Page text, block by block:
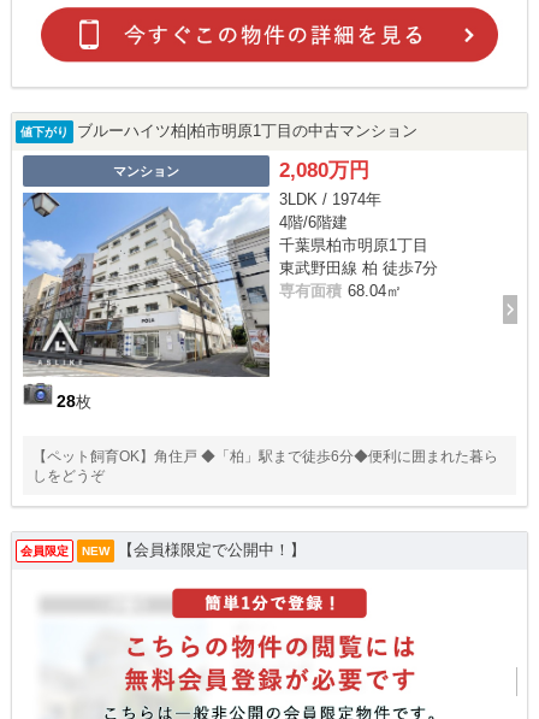
値下がり ブルーハイツ柏|柏市明原1丁目の中古マンション
マンション
28枚
2,080万円
3LDK / 1974年
4階/6階建
千葉県柏市明原1丁目
東武野田線 柏 徒歩7分
専有面積 68.04㎡
【ペット飼育OK】角住戸 ◆「柏」駅まで徒歩6分◆便利に囲まれた暮ら
しをどうぞ
会員限定 NEW 【会員様限定で公開中！】